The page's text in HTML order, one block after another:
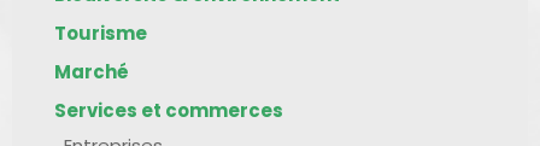
Tourisme
Marché
Services et commerces